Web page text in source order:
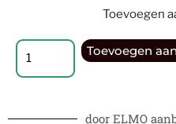
Toevoegen
Toevoegen
door ELMO